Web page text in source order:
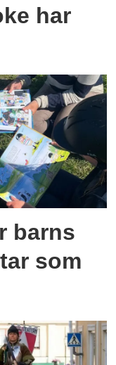
har
barns
som